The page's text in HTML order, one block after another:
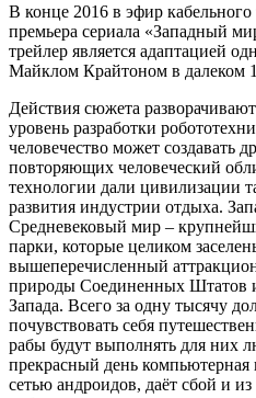
В конце 2016 в эфир кабельного
премьера сериала «Западный
трейлер является адаптацией
Майклом Крайтоном в далеком
Действия сюжета
уровень разработки
человечество может создавать
повторяющих человеческий
технологии дали цивилизации
развития индустрии отдыха.
Средневековый мир –
парки, которые целиком
вышеперечисленный
природы Соединенных Штатов
Запада. Всего за одну тысячу
почувствовать себя
рабы будут выполнять для них
прекрасный день компьютерная
сетью андроидов, даёт сбой и